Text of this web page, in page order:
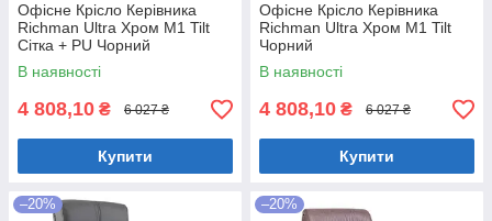
Офісне Крісло Керівника
Richman Ultra Хром М1 Tilt
Сітка + PU Чорний
В наявності
4 808,10 ₴ 6 027 ₴
Купити
Офісне Крісло Керівника
Richman Ultra Хром М1 Tilt
Чорний
В наявності
4 808,10 ₴ 6 027 ₴
Купити
–20% –20%